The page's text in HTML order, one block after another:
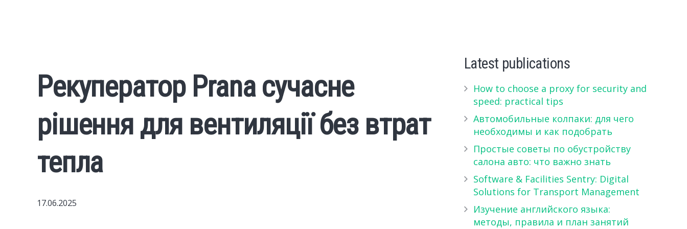
Рекуператор Prana сучасне
рішення для вентиляції без втрат
тепла
17.06.2025
Latest publications
How to choose a proxy for security and
speed: practical tips
Автомобильные колпаки: для чего
необходимы и как подобрать
Простые советы по обустройству
салона авто: что важно знать
Software & Facilities Sentry: Digital
Solutions for Transport Management
Изучение английского языка:
методы, правила и план занятий